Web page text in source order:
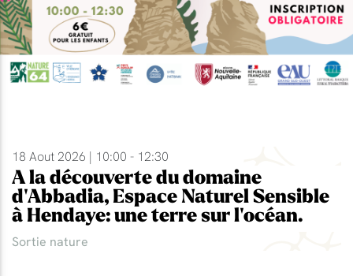
18 Aout 2026 | 10:00 - 12:30
A la découverte du domaine
d'Abbadia, Espace Naturel Sensible
à Hendaye: une terre sur l'océan.
Sortie nature